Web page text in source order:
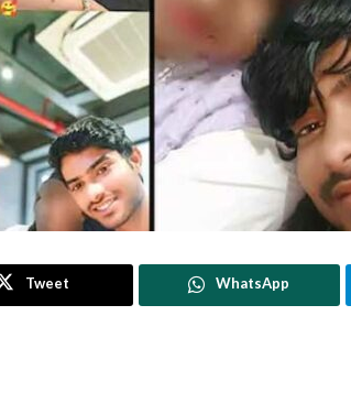
Tweet WhatsApp